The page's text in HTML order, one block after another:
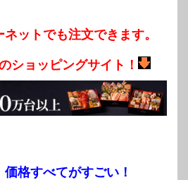
ットでも注文できます。
ショッピングサイト！
価格すべてがすごい！